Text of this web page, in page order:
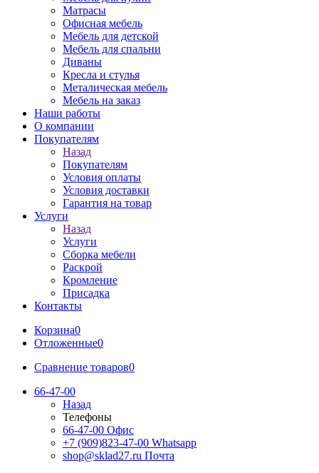
Матрасы
Офисная мебель
Мебель для детской
Мебель для спальни
Диваны
Кресла и стулья
Металическая мебель
Мебель на заказ
Наши работы
О компании
Покупателям
Назад
Покупателям
Условия оплаты
Условия доставки
Гарантия на товар
Услуги
Назад
Услуги
Сборка мебели
Раскрой
Кромление
Присадка
Контакты
Корзина0
Отложенные0
Сравнение товаров0
66-47-00
Назад
Телефоны
66-47-00 Офис
+7 (909)823-47-00 Whatsapp
shop@sklad27.ru Почта